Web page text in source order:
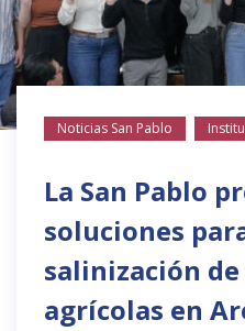
Noticias San Pablo
La San Pablo
soluciones
salinización
agrícolas en